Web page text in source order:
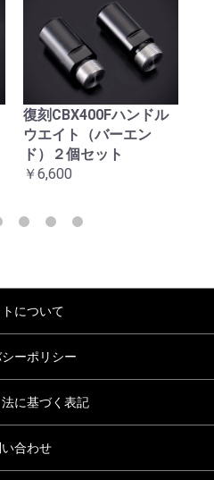
復刻CBX400Fハンドル
ウエイト（バーエン
ド）２個セット
￥6,600
について
ーポリシー
に基づく表記
合わせ